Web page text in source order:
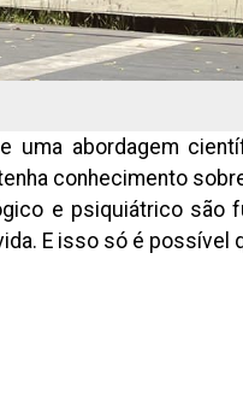
uma abordagem
conhecimento
e psiquiátrico são
E isso só é possível